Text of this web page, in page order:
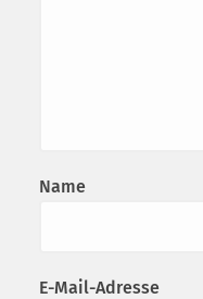
Name
E-Mail-Adresse